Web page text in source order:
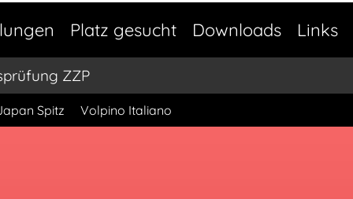
Platz gesucht Downloads Links
ZZP
Spitz Volpino Italiano